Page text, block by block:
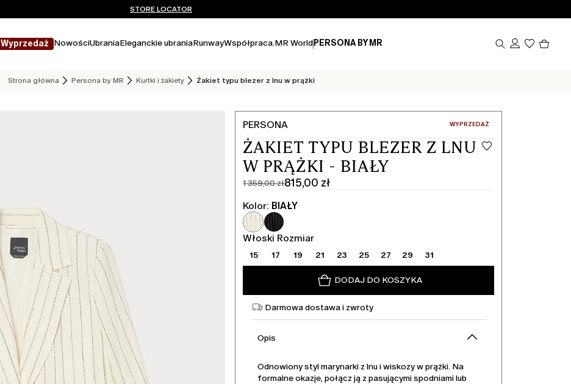
DARMOWA DOSTAWA I ZWROTY
Nie masz konta? ZAREJESTRUJ SIĘ TERAZ
STORE LOCATOR
Wyprzedaż NowościUbraniaEleganckie ubraniaRunwayWspółpraca.MR World PERSONA BY MR
Strona główna Persona by MR Kurtki i żakiety Żakiet typu blezer z lnu w prążki
PERSONA :WYPRZEDAŻ
ŻAKIET TYPU BLEZER Z LNU
W PRĄŻKI - BIAŁY
1 359,00 zł
Cena
pierwotna
1 359,00
zł
815,00 zł
Aktualna
cena
815,00
zł
Kolor: BIAŁY
Włoski Rozmiar
15 17 19 21 23 25 27 29 31
DODAJ DO KOSZYKA
Darmowa dostawa i zwroty
Opis
Odnowiony styl marynarki z lnu i wiskozy w prążki. Na
formalne okazje, połącz ją z pasującymi spodniami lub